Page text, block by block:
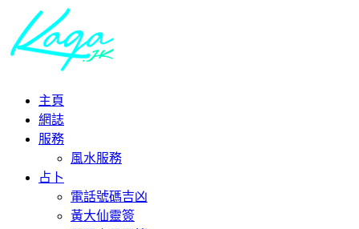
主頁
網誌
服務
風水服務
占卜
電話號碼吉凶
黃大仙靈簽